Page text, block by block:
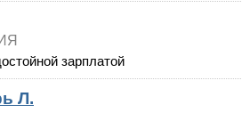
зарплатой
Л.